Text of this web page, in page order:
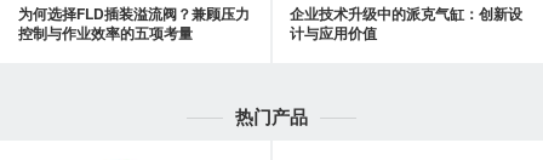
为何选择FLD插装溢流阀？兼顾压力
控制与作业效率的五项考量
企业技术升级中的派克气缸：创新设
计与应用价值
热门产品